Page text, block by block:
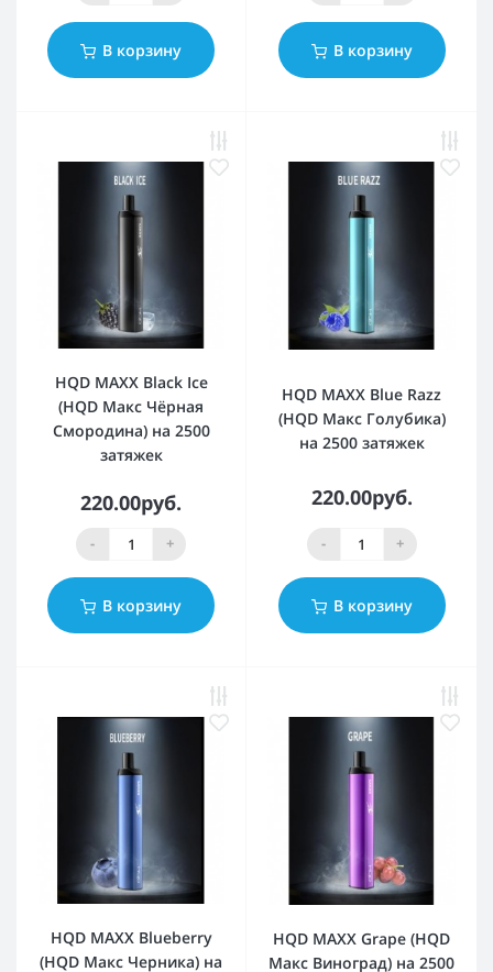
В корзину В корзину
HQD MAXX Black Ice
(HQD Макс Чёрная
Смородина) на 2500
затяжек
220.00руб.
- +
В корзину
HQD MAXX Blue Razz
(HQD Макс Голубика)
на 2500 затяжек
220.00руб.
- +
В корзину
HQD MAXX Blueberry
(HQD Макс Черника) на
HQD MAXX Grape (HQD
Макс Виноград) на 2500